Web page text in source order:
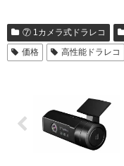
⑦ 1カメラ式ドラレコ
価格
高性能ドラレコ